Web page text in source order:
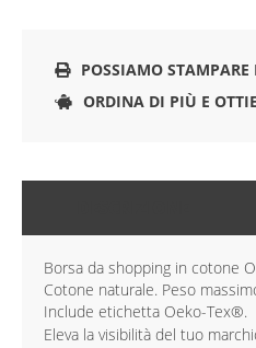
POSSIAMO
ORDINA DI PIÙ E
Borsa da shopping in cotone
Cotone naturale. Peso
Include etichetta Oeko-Tex®.
Eleva la visibilità del tuo